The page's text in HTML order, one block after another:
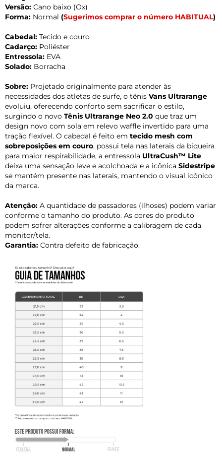
Versão: Cano baixo (Ox)
Forma: Normal (Sugerimos comprar o número HABITUAL)
Cabedal: Tecido e couro
Cadarço: Poliéster
Entressola: EVA
Solado: Borracha
Sobre: Projetado originalmente para atender às
necessidades dos atletas de surfe, o tênis Vans Ultrarange
evoluiu, oferecendo conforto sem sacrificar o estilo,
surgindo o novo Tênis Ultrarange Neo 2.0 que traz um
design novo com sola em relevo waffle invertido para uma
tração flexível. O cabedal é feito em tecido mesh com
sobreposições em couro, possui tela nas laterais da biqueira
para maior respirabilidade, a entressola UltraCush™ Lite
deixa uma sensação leve e acolchoada e a icônica Sidestripe
se mantém presente nas laterais, mantendo o visual icônico
da marca.
Atenção: A quantidade de passadores (ilhoses) podem variar
conforme o tamanho do produto. As cores do produto
podem sofrer alterações conforme a calibragem de cada
monitor/tela.
Garantia: Contra defeito de fabricação.